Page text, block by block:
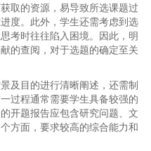
取的资源，易导致所选课题过
度。此外，学生还需考虑到选
考时往往陷入困境。因此，明
的查阅，对于选题的确定至关
及目的进行清晰阐述，还需制
过程通常需要学生具备较强的
开题报告应包含研究问题、文
方面，要求较高的综合能力和